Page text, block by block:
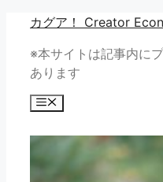
カグア！ Creator
※本サイトは記事内に
あります
メ